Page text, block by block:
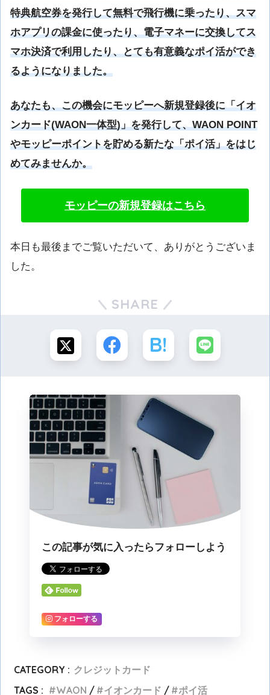
特典航空券を発行して無料で飛行機に乗ったり、スマ
ホアプリの課金に使ったり、電子マネーに交換してス
マホ決済で利用したり、とても有意義なポイ活ができ
るようになりました。
あなたも、この機会にモッピーへ新規登録後に「イオ
ンカード(WAON一体型)」を発行して、WAON POINT
やモッピーポイントを貯める新たな「ポイ活」をはじ
めてみませんか。
モッピーの新規登録はこちら
本日も最後までご覧いただいて、ありがとうございま
した。
SHARE
この記事が気に入ったらフォローしよう
フォローする
CATEGORY : クレジットカード
TAGS :
WAON イオンカード ポイ活